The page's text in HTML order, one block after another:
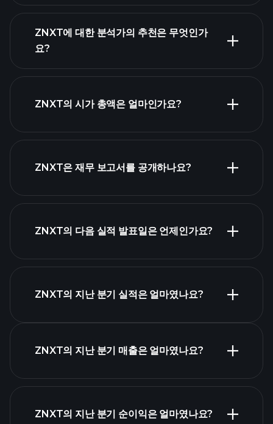
ZNXT에 대한 분석가의 추천은 무엇인가
요?
ZNXT의 시가 총액은 얼마인가요?
ZNXT은 재무 보고서를 공개하나요?
ZNXT의 다음 실적 발표일은 언제인가요?
ZNXT의 지난 분기 실적은 얼마였나요?
ZNXT의 지난 분기 매출은 얼마였나요?
재무제표
ZNXT의 지난 분기 순이익은 얼마였나요?